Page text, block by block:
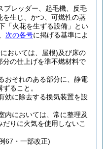
プレッダー、起毛機、反毛
生じ、かつ、可燃性の蒸
「火花を生ずる設備」とい
次の各号に掲げる基準によ
おいては、屋根)及び床の
分の仕上げを準不燃材料で
おそれのある部分に、静電
ること。
効に除去する換気装置を設
内においては、常に整理及
りに火気を使用しないこ
67・一部改正)